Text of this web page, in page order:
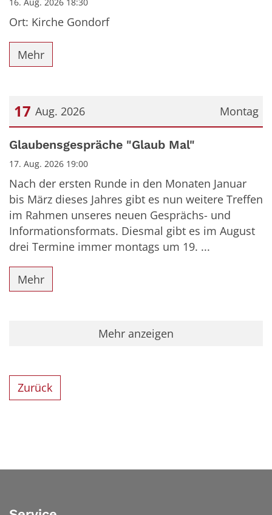
Ort: Kirche Gondorf
Mehr
Montag
17 Aug. 2026
Datum: 17. August 2026
Glaubensgespräche "Glaub Mal"
17. Aug. 2026 19:00
Nach der ersten Runde in den Monaten Januar
bis März dieses Jahres gibt es nun weitere Treffen
im Rahmen unseres neuen Gesprächs- und
Informationsformats. Diesmal gibt es im August
drei Termine immer montags um 19. ...
Mehr
Mehr anzeigen
Zurück